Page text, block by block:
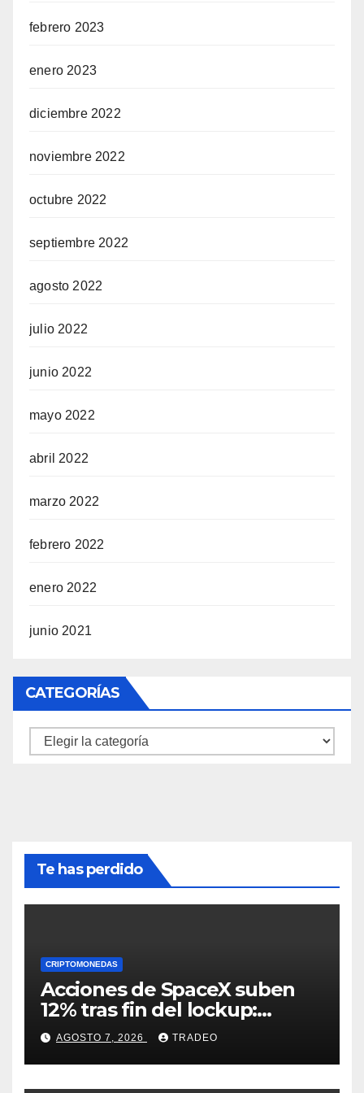
febrero 2023
enero 2023
diciembre 2022
noviembre 2022
octubre 2022
septiembre 2022
agosto 2022
julio 2022
junio 2022
mayo 2022
abril 2022
marzo 2022
febrero 2022
enero 2022
junio 2021
CATEGORÍAS
Categorías
Te has perdido
CRIPTOMONEDAS
Acciones de SpaceX suben
12% tras fin del lockup:
¿Hasta dónde podrían llegar
en agosto?
AGOSTO 7, 2026 TRADEO